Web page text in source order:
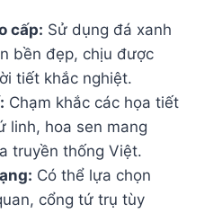
cấp: Sử dụng đá xanh
bền đẹp, chịu được
tiết khắc nghiệt.
Chạm khắc các họa tiết
linh, hoa sen mang
truyền thống Việt.
Có thể lựa chọn
cổng tứ trụ tùy